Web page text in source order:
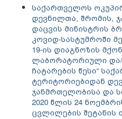
საქართველოს
დევნილთა, შრომის,
დაცვის მინისტრის
კოვიდ-სასტუმროში
19-ის დიაგნოზის
ლაბორატორიული და/
ჩატარების წესი“
ტერიტორიებიდან
ჯანმრთელობისა და
2020 წლის 24
ცვლილების შეტანის